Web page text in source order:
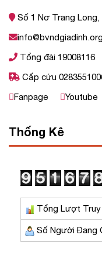
Số 1 Nơ Trang Long,
Tổng đài 19008116
Cấp cứu
Fanpage
Youtube
Thống Kê
Tổng Lượt Truy
Số Người Đang